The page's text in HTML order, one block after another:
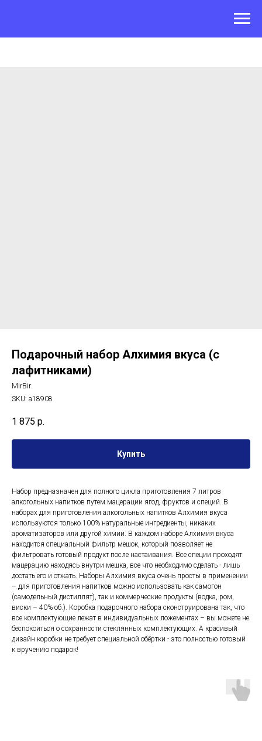
Подарочный набор Алхимия вкуса (с
лафитниками)
MirBir
SKU: a18908
1 875 р.
Купить
Набор предназначен для полного цикла приготовления 7 литров
алкогольных напитков путем мацерации ягод, фруктов и специй. В
наборах для приготовления алкогольных напитков Алхимия вкуса
используются только 100% натуральные ингредиенты, никаких
ароматизаторов или другой химии. В каждом наборе Алхимия вкуса
находится специальный фильтр мешок, который позволяет не
фильтровать готовый продукт после настаивания. Все специи проходят
мацерацию находясь внутри мешка, все что необходимо сделать - лишь
достать его и отжать. Наборы Алхимия вкуса очень просты в применении
– для приготовления напитков можно использовать как самогон
(самодельный дистиллят), так и коммерческие продукты (водка, ром,
виски – 40% об.). Коробка подарочного набора сконструирована так, что
все комплектующие лежат в индивидуальных ложементах – вы можете не
беспокоиться о сохранности стеклянных комплектующих. А красивый
дизайн коробки не требует специальной обёртки - это полностью готовый
к вручению подарок!